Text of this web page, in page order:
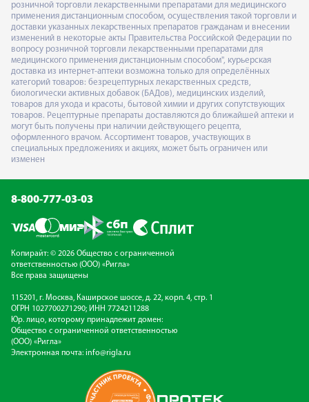
розничной торговли лекарственными препаратами для медицинского
применения дистанционным способом, осуществления такой торговли и
доставки указанных лекарственных препаратов гражданам и внесении
изменений в некоторые акты Правительства Российской Федерации по
вопросу розничной торговли лекарственными препаратами для
медицинского применения дистанционным способом", курьерская
доставка из интернет-аптеки возможна только для определённых
категорий товаров: безрецептурных лекарственных средств,
биологически активных добавок (БАДов), медицинских изделий,
товаров для ухода и красоты, бытовой химии и других сопутствующих
товаров. Рецептурные препараты доставляются до ближайшей аптеки и
могут быть получены при наличии действующего рецепта,
оформленного врачом. Ассортимент товаров, участвующих в
специальных предложениях и акциях, может быть ограничен или
изменен
8-800-777-03-03
Копирайт: © 2026 Общество с ограниченной
ответственностью (ООО) «Ригла»
Все права защищены
115201, г. Москва, Каширское шоссе, д. 22, корп. 4, стр. 1
ОГРН 1027700271290; ИНН 7724211288
Юр. лицо, которому принадлежит домен:
Общество с ограниченной ответственностью
(ООО) «Ригла»
Электронная почта: info@rigla.ru